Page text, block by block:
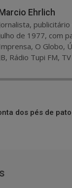
Marcio Ehrlich
Jornalista,
julho de 1977, com
Imprensa, O Globo,
JB, Rádio Tupi FM,
dos pés de pato